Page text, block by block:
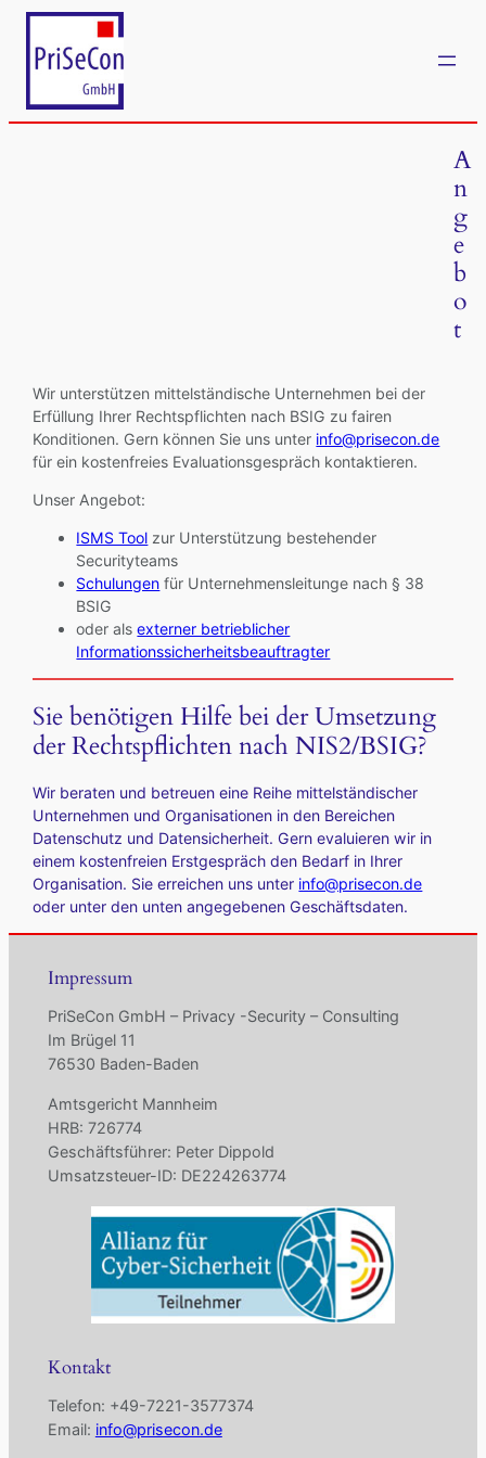
Zum
Inhalt
A
n
g
e
b
o
t
Wir unterstützen mittelständische Unternehmen bei der
Erfüllung Ihrer Rechtspflichten nach BSIG zu fairen
Konditionen. Gern können Sie uns unter info@prisecon.de
für ein kostenfreies Evaluationsgespräch kontaktieren.
Unser Angebot:
ISMS Tool zur Unterstützung bestehender
Securityteams
Schulungen für Unternehmensleitunge nach § 38
BSIG
oder alsexterner betrieblicher
Informationssicherheitsbeauftragter
Sie benötigen Hilfe bei der Umsetzung
der Rechtspflichten nach NIS2/BSIG?
Wir beraten und betreuen eine Reihe mittelständischer
Unternehmen und Organisationen in den Bereichen
Datenschutz und Datensicherheit. Gern evaluieren wir in
einem kostenfreien Erstgespräch den Bedarf in Ihrer
Organisation. Sie erreichen uns unter info@prisecon.de
oder unter den unten angegebenen Geschäftsdaten.
Impressum
PriSeCon GmbH – Privacy -Security – Consulting
Im Brügel 11
76530 Baden-Baden
Amtsgericht Mannheim
HRB: 726774
Geschäftsführer: Peter Dippold
Umsatzsteuer-ID: DE224263774
Kontakt
Telefon: +49-7221-3577374
Email: info@prisecon.de